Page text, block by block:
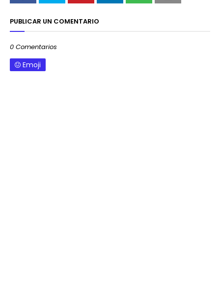
PUBLICAR UN COMENTARIO
0 Comentarios
Emoji